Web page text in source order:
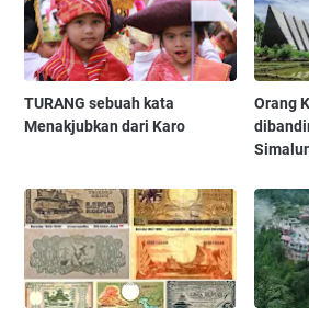
TURANG sebuah kata
Menakjubkan dari Karo
Orang